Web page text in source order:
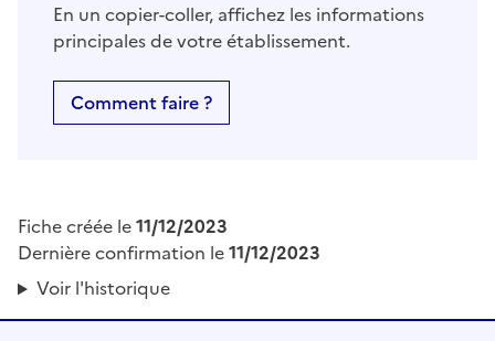
En un copier-coller, affichez les informations
principales de votre établissement.
Comment faire ?
Fiche créée le11/12/2023
Dernière confirmation le11/12/2023
Voir l'historique